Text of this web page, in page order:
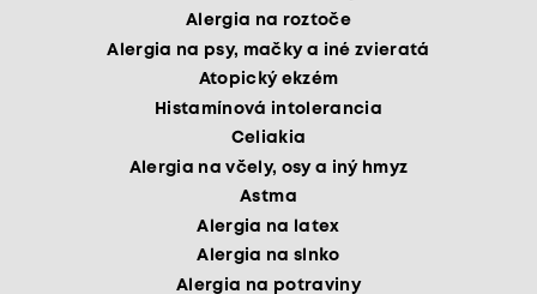
Alergia na roztoče
Alergia na psy, mačky a iné zvieratá
Atopický ekzém
Histamínová intolerancia
Celiakia
Alergia na včely, osy a iný hmyz
Astma
Alergia na latex
Alergia na slnko
Alergia na potraviny